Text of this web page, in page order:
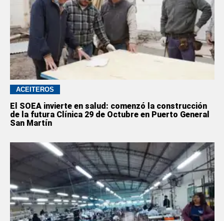
ACEITEROS
El SOEA invierte en salud: comenzó la construcción
de la futura Clínica 29 de Octubre en Puerto General
San Martín